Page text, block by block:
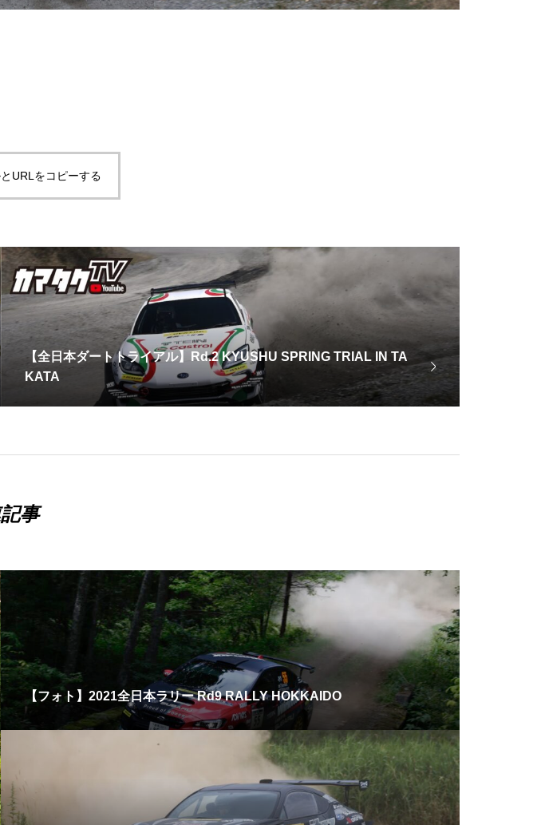
URLをコピーする
【全日本ダートトライアル】Rd.2 KYUSHU SPRING TRIAL IN TA
KATA
事
【フォト】2021全日本ラリー Rd9 RALLY HOKKAIDO